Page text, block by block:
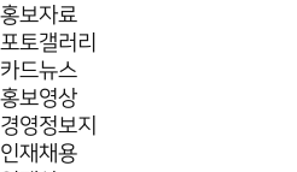
홍보자료
포토갤러리
카드뉴스
홍보영상
경영정보지
인재채용